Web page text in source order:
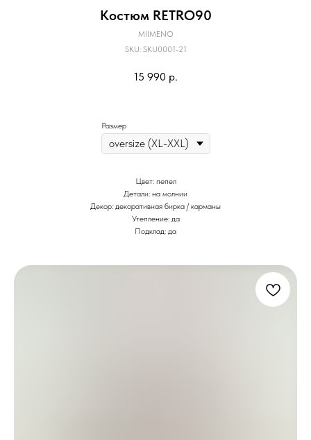
Костюм RETRO90
MIIMENO
SKU: SKU0001-21
15 990 р.
Размер
Цвет: пепел
Детали: на молнии
Декор: декоративная бирка / карманы
Утепление: да
Подклад: да